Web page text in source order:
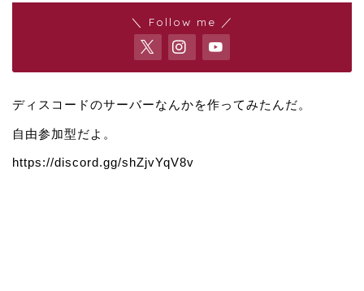
＼ Follow me ／
ディスコードのサーバーなんかを作ってみたんだ。
自由参加型だよ。
https://discord.gg/shZjvYqV8v